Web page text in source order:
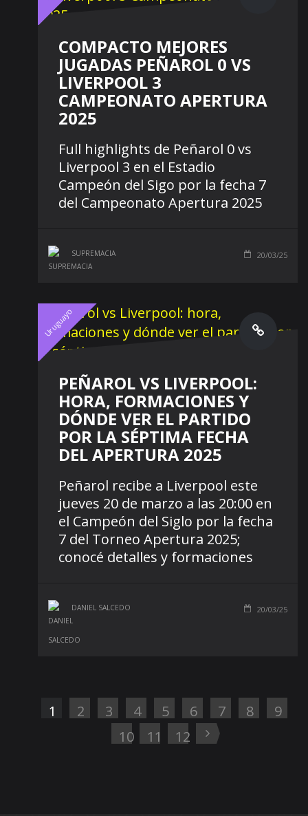
COMPACTO MEJORES
JUGADAS PEÑAROL 0 VS
LIVERPOOL 3
CAMPEONATO APERTURA
2025
Full highlights de Peñarol 0 vs
Liverpool 3 en el Estadio
Campeón del Sigo por la fecha 7
del Campeonato Apertura 2025
SUPREMACIA 20/03/25
Uruguayo
PEÑAROL VS LIVERPOOL:
HORA, FORMACIONES Y
DÓNDE VER EL PARTIDO
POR LA SÉPTIMA FECHA
DEL APERTURA 2025
Peñarol recibe a Liverpool este
jueves 20 de marzo a las 20:00 en
el Campeón del Siglo por la fecha
7 del Torneo Apertura 2025;
conocé detalles y formaciones
DANIEL SALCEDO 20/03/25
1 2 3 4 5 6 7 8
9
10
11 12